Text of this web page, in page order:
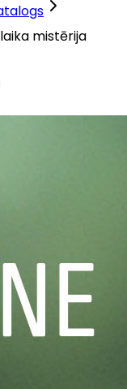
mistērija